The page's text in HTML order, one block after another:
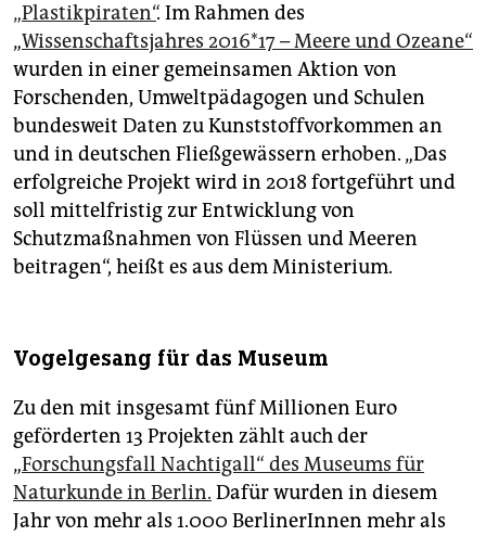
„Plastikpiraten“. Im Rahmen des
„Wissenschaftsjahres 2016*17 – Meere und Ozeane“
wurden in einer gemeinsamen Aktion von
Forschenden, Umweltpädagogen und Schulen
bundesweit Daten zu Kunststoffvorkommen an
und in deutschen Fließgewässern erhoben. „Das
erfolgreiche Projekt wird in 2018 fortgeführt und
soll mittelfristig zur Entwicklung von
Schutzmaßnahmen von Flüssen und Meeren
beitragen“, heißt es aus dem Ministerium.
Vogelgesang für das Museum
Zu den mit insgesamt fünf Millionen Euro
geförderten 13 Projekten zählt auch der
„Forschungsfall Nachtigall“ des Museums für
Naturkunde in Berlin. Dafür wurden in diesem
Jahr von mehr als 1.000 BerlinerInnen mehr als